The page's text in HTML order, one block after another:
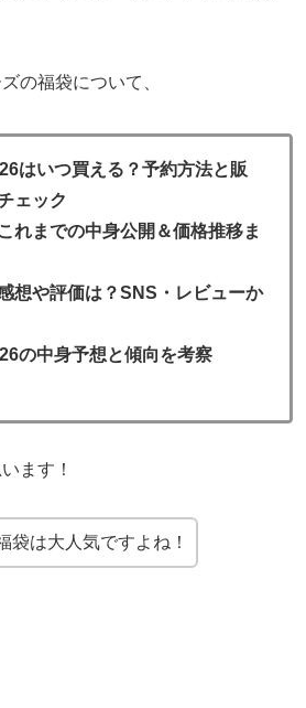
の福袋について、
はいつ買える？予約方法と販
ェック
れまでの中身公開＆価格推移ま
想や評価は？SNS・レビューか
の中身予想と傾向を考察
ます！
袋は大人気ですよね！